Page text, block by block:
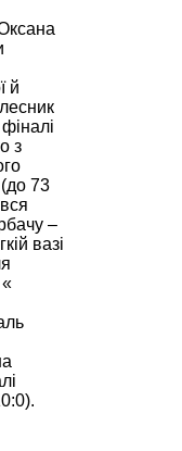
й
з
73
–
вазі